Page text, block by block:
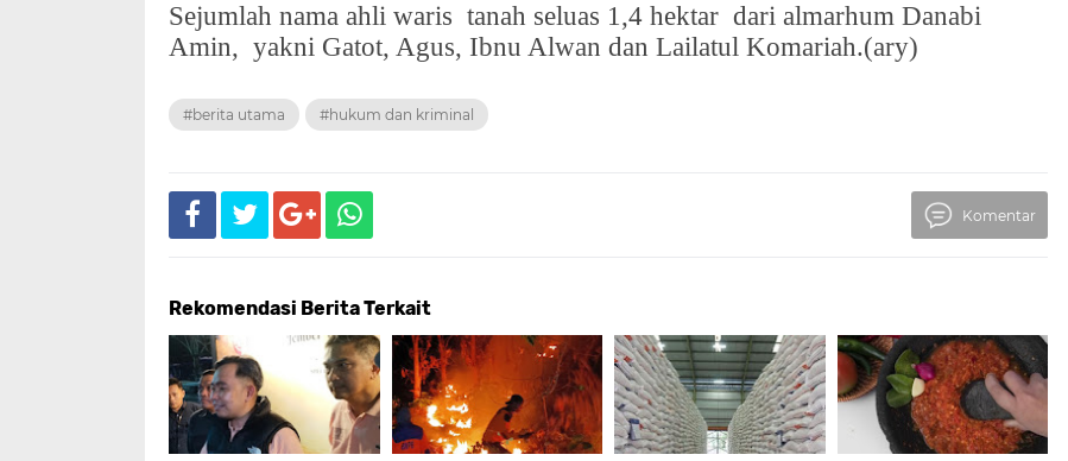
Sejumlah nama ahli waris tanah seluas 1,4 hektar dari almarhum Danabi
Amin, yakni Gatot, Agus, Ibnu Alwan dan Lailatul Komariah.(ary)
#berita utama #hukum dan kriminal
Komentar
Rekomendasi Berita Terkait